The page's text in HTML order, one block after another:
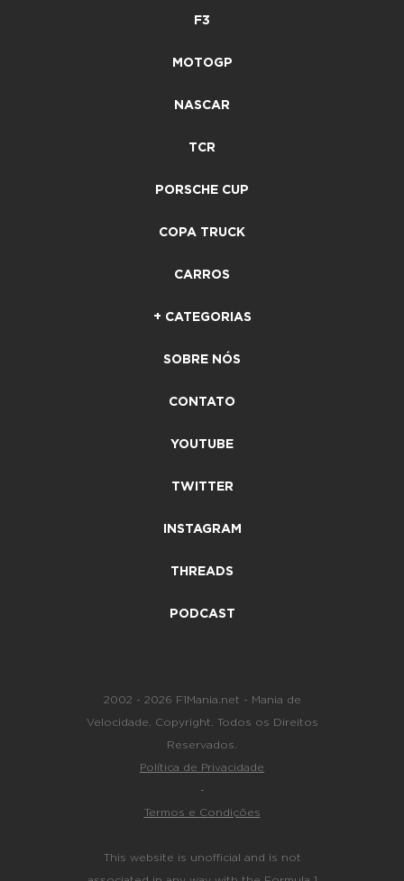
F3
MOTOGP
NASCAR
TCR
PORSCHE CUP
COPA TRUCK
CARROS
+ CATEGORIAS
SOBRE NÓS
CONTATO
YOUTUBE
TWITTER
INSTAGRAM
THREADS
PODCAST
2002 - 2026 F1Mania.net - Mania de
Velocidade. Copyright. Todos os Direitos
Reservados.
Política de Privacidade
-
Termos e Condições
This website is unofficial and is not